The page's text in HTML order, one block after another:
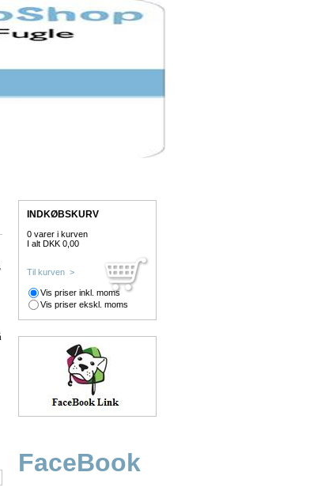
INDKØBSKURV
0 varer i kurven
I alt DKK 0,00
Til kurven >
Vis priser inkl. moms
Vis priser ekskl. moms
FaceBook